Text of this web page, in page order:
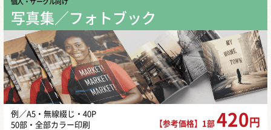
個人・サークル向け
写真集／フォトブック
例／A5・無線綴じ・40P
50部・全部カラー印刷
【参考価格】1部 420 円